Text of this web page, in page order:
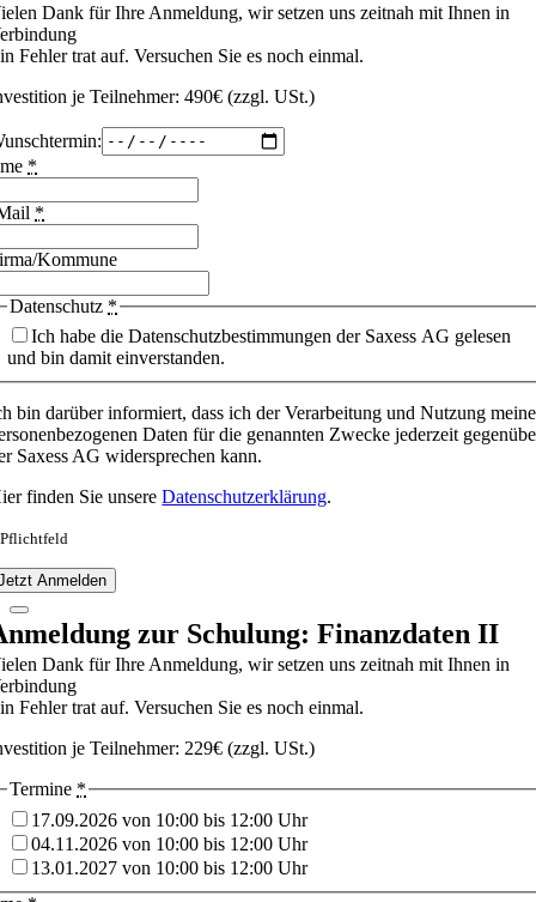
Dank für Ihre Anmeldung, wir setzen uns zeitnah mit Ihnen in
Fehler trat auf. Versuchen Sie es noch einmal.
je Teilnehmer: 490€ (zzgl. USt.)
*
*
Kommune
Datenschutz *
Ich habe die Datenschutzbestimmungen der Saxess AG gelesen
und bin damit einverstanden.
bin darüber informiert, dass ich der Verarbeitung und Nutzung
Daten für die genannten Zwecke jederzeit
Saxess AG widersprechen kann.
finden Sie unsereDatenschutzerklärung.
Anmelden
zur Schulung: Finanzdaten II
Dank für Ihre Anmeldung, wir setzen uns zeitnah mit Ihnen in
Fehler trat auf. Versuchen Sie es noch einmal.
je Teilnehmer: 229€ (zzgl. USt.)
Termine *
17.09.2026 von 10:00 bis 12:00 Uhr
04.11.2026 von 10:00 bis 12:00 Uhr
13.01.2027 von 10:00 bis 12:00 Uhr